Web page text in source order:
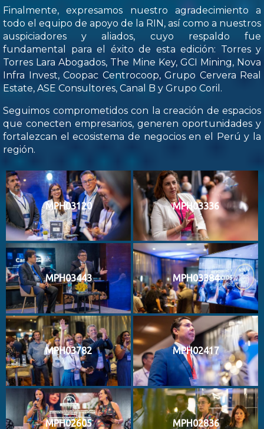
Finalmente, expresamos nuestro agradecimiento a
todo el equipo de apoyo de la RIN, así como a nuestros
auspiciadores y aliados, cuyo respaldo fue
fundamental para el éxito de esta edición: Torres y
Torres Lara Abogados, The Mine Key, GCI Mining, Nova
Infra Invest, Coopac Centrocoop, Grupo Cervera Real
Estate, ASE Consultores, Canal B y Grupo Coril.
Seguimos comprometidos con la creación de espacios
que conecten empresarios, generen oportunidades y
fortalezcan el ecosistema de negocios en el Perú y la
región.
MPH03120 MPH03336
MPH03443 MPH03384
MPH03782 MPH02417
MPH02605 MPH02836